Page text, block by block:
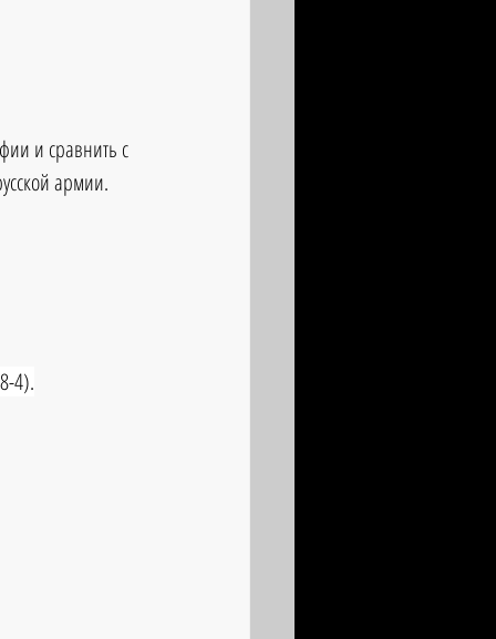
и сравнить с
армии.
4).